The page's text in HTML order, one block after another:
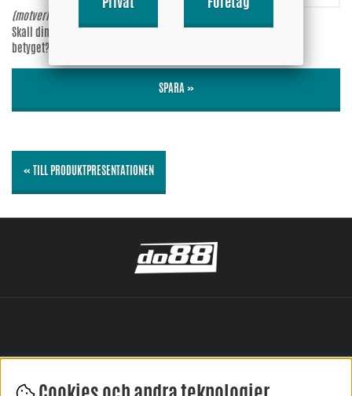
(motverkar spam)
Skall din epost-adress synas vid
betyget?
Ja
SPARA »
« TILL PRODUKTPRESENTATIONEN